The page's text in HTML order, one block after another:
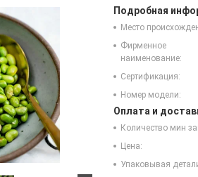
Подробная
Место
Фирменное
наименование:
Сертификация:
Номер модели:
Оплата и
Количество мин
Цена:
Упаковывая